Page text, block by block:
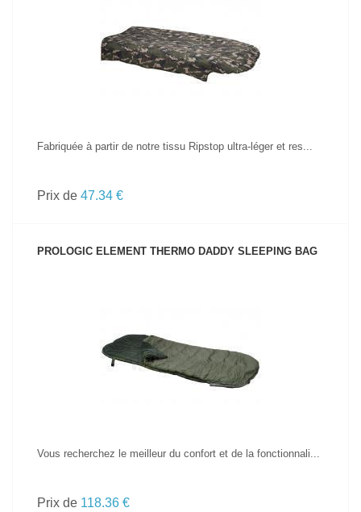
VOIR LE PRODUIT
Fabriquée à partir de notre tissu Ripstop ultra-léger et res...
Prix de 47.34 €
PROLOGIC ELEMENT THERMO DADDY SLEEPING BAG
VOIR LE PRODUIT
Vous recherchez le meilleur du confort et de la fonctionnali...
Prix de 118.36 €